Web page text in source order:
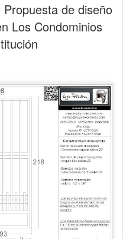
de diseño
Los Condominios